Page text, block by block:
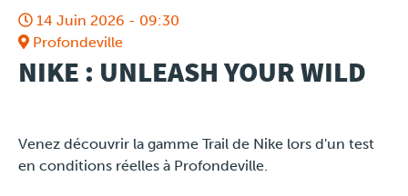
Course
Travel
14 Juin 2026 - 09:30
Profondeville
NIKE : UNLEASH YOUR WILD
Venez découvrir la gamme Trail de Nike lors d'un test
en conditions réelles à Profondeville.